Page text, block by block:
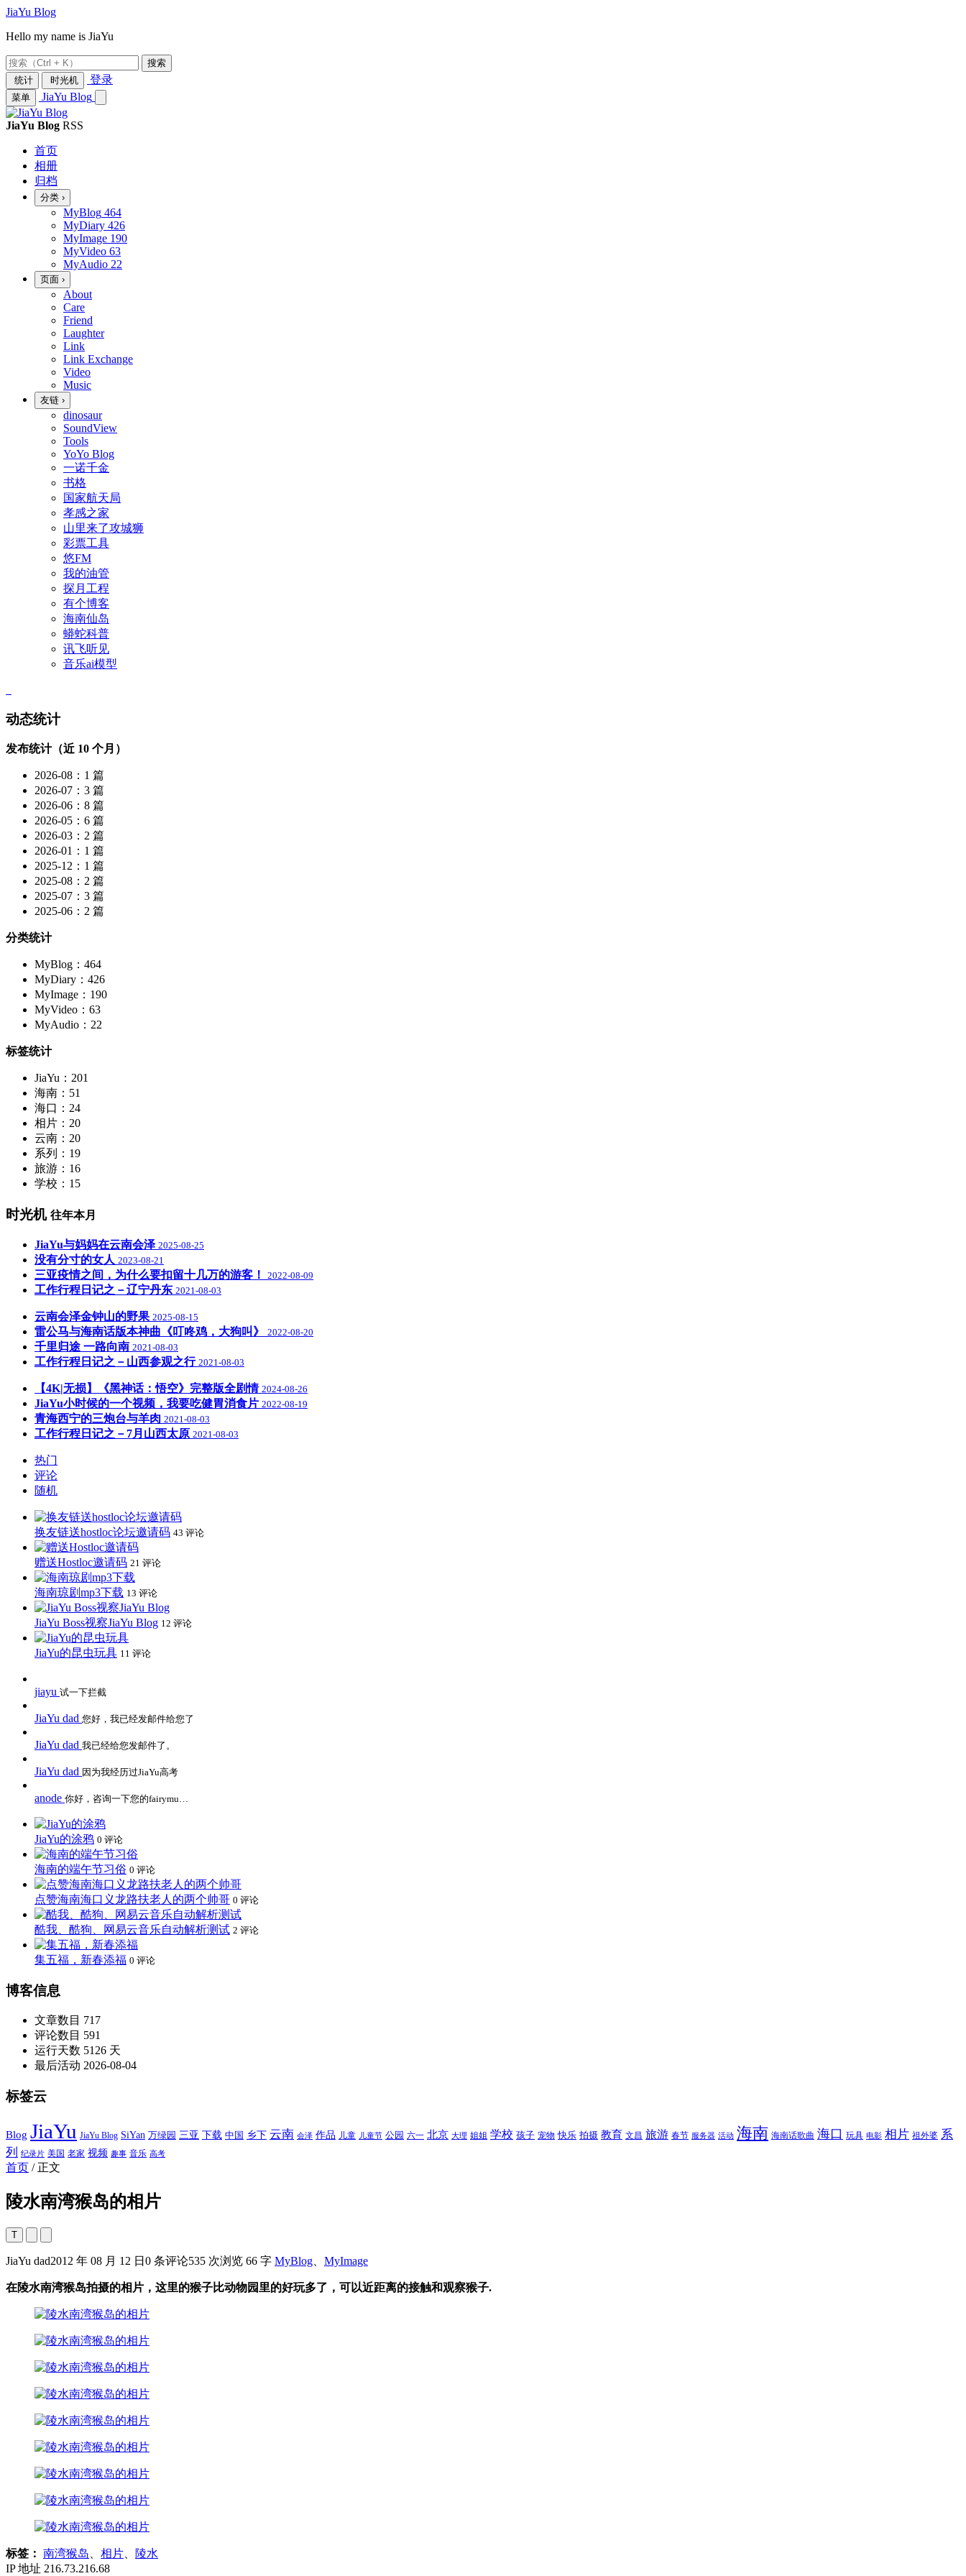
JiaYu Blog
Hello my name is JiaYu
搜索
统计
时光机 登录
菜单 JiaYu Blog
JiaYu Blog RSS
首页
相册
归档
分类 ›
MyBlog 464
MyDiary 426
MyImage 190
MyVideo 63
MyAudio 22
页面 ›
About
Care
Friend
Laughter
Link
Link Exchange
Video
Music
友链 ›
dinosaur
SoundView
Tools
YoYo Blog
一诺千金
书格
国家航天局
孝感之家
山里来了攻城狮
彩票工具
悠FM
我的油管
探月工程
有个博客
海南仙岛
蟒蛇科普
讯飞听见
音乐ai模型
动态统计
发布统计（近 10 个月）
2026-08：1 篇
2026-07：3 篇
2026-06：8 篇
2026-05：6 篇
2026-03：2 篇
2026-01：1 篇
2025-12：1 篇
2025-08：2 篇
2025-07：3 篇
2025-06：2 篇
分类统计
MyBlog：464
MyDiary：426
MyImage：190
MyVideo：63
MyAudio：22
标签统计
JiaYu：201
海南：51
海口：24
相片：20
云南：20
系列：19
旅游：16
学校：15
时光机 往年本月
JiaYu与妈妈在云南会泽 2025-08-25
没有分寸的女人 2023-08-21
三亚疫情之间，为什么要扣留十几万的游客！ 2022-08-09
工作行程日记之－辽宁丹东 2021-08-03
云南会泽金钟山的野果 2025-08-15
雷公马与海南话版本神曲《叮咚鸡，大狗叫》 2022-08-20
千里归途 一路向南 2021-08-03
工作行程日记之－山西参观之行 2021-08-03
【4K|无损】《黑神话：悟空》完整版全剧情 2024-08-26
JiaYu小时候的一个视频，我要吃健胃消食片 2022-08-19
青海西宁的三炮台与羊肉 2021-08-03
工作行程日记之－7月山西太原 2021-08-03
热门
评论
随机
换友链送hostloc论坛邀请码 43 评论
赠送Hostloc邀请码 21 评论
海南琼剧mp3下载 13 评论
JiaYu Boss视察JiaYu Blog 12 评论
JiaYu的昆虫玩具 11 评论
jiayu 试一下拦截
JiaYu dad 您好，我已经发邮件给您了
JiaYu dad 我已经给您发邮件了。
JiaYu dad 因为我经历过JiaYu高考
anode 你好，咨询一下您的fairymu…
JiaYu的涂鸦 0 评论
海南的端午节习俗 0 评论
点赞海南海口义龙路扶老人的两个帅哥 0 评论
酷我、酷狗、网易云音乐自动解析测试 2 评论
集五福，新春添福 0 评论
博客信息
文章数目 717
评论数目 591
运行天数 5126 天
最后活动 2026-08-04
标签云
Blog JiaYu JiaYu Blog SiYan 万绿园 三亚 下载 中国 乡下 云南 会泽 作品 儿童 儿童节 公园 六一 北京 大理 姐姐 学校 孩子 宠物 快乐 拍摄 教育 文昌 旅游 春节 服务器 活动 海南 海南话歌曲 海口 玩具 电影 相片 祖外婆 系
列
纪录片 美国 老家 视频 趣事 音乐 高考
首页 / 正文
陵水南湾猴岛的相片
T
JiaYu dad2012 年 08 月 12 日 0 条评论535 次浏览 66 字 MyBlog MyImage
在陵水南湾猴岛拍摄的相片，这里的猴子比动物园里的好玩多了，可以近距离的接触和观察猴子.
标签： 南湾猴岛 相片
陵水
IP 地址 216.73.216.68